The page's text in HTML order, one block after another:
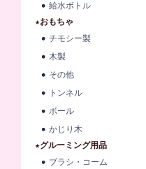
給水ボトル
★おもちゃ
チモシー製
木製
その他
トンネル
ボール
かじり木
★グルーミング用品
ブラシ・コーム